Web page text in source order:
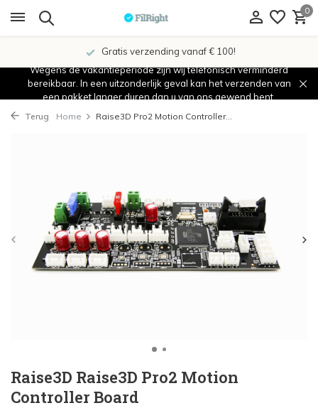
0
Gratis verzending vanaf € 100!
Wegens de vakantieperiode zijn wij telefonisch verminderd
bereikbaar. In een uitzonderlijk geval kan het verzenden van
een pakket langer duren dan u van ons gewend bent.
Terug Home Raise3D Pro2 Motion Controller...
Raise3D Raise3D Pro2 Motion
Controller Board